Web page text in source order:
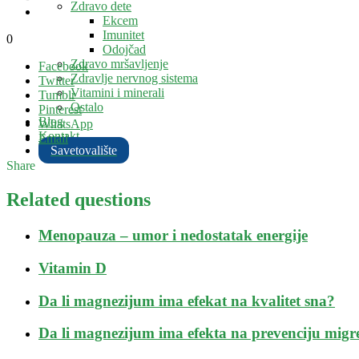
Zdravo dete
Ekcem
Imunitet
Odojčad
Zdravo mršavljenje
Zdravlje nervnog sistema
Vitamini i minerali
Ostalo
Blog
Kontakt
Savetovalište
0
Facebook
Twitter
Tumblr
Pinterest
WhatsApp
Email
Share
Related questions
Menopauza – umor i nedostatak energije
Vitamin D
Da li magnezijum ima efekat na kvalitet sna?
Da li magnezijum ima efekta na prevenciju